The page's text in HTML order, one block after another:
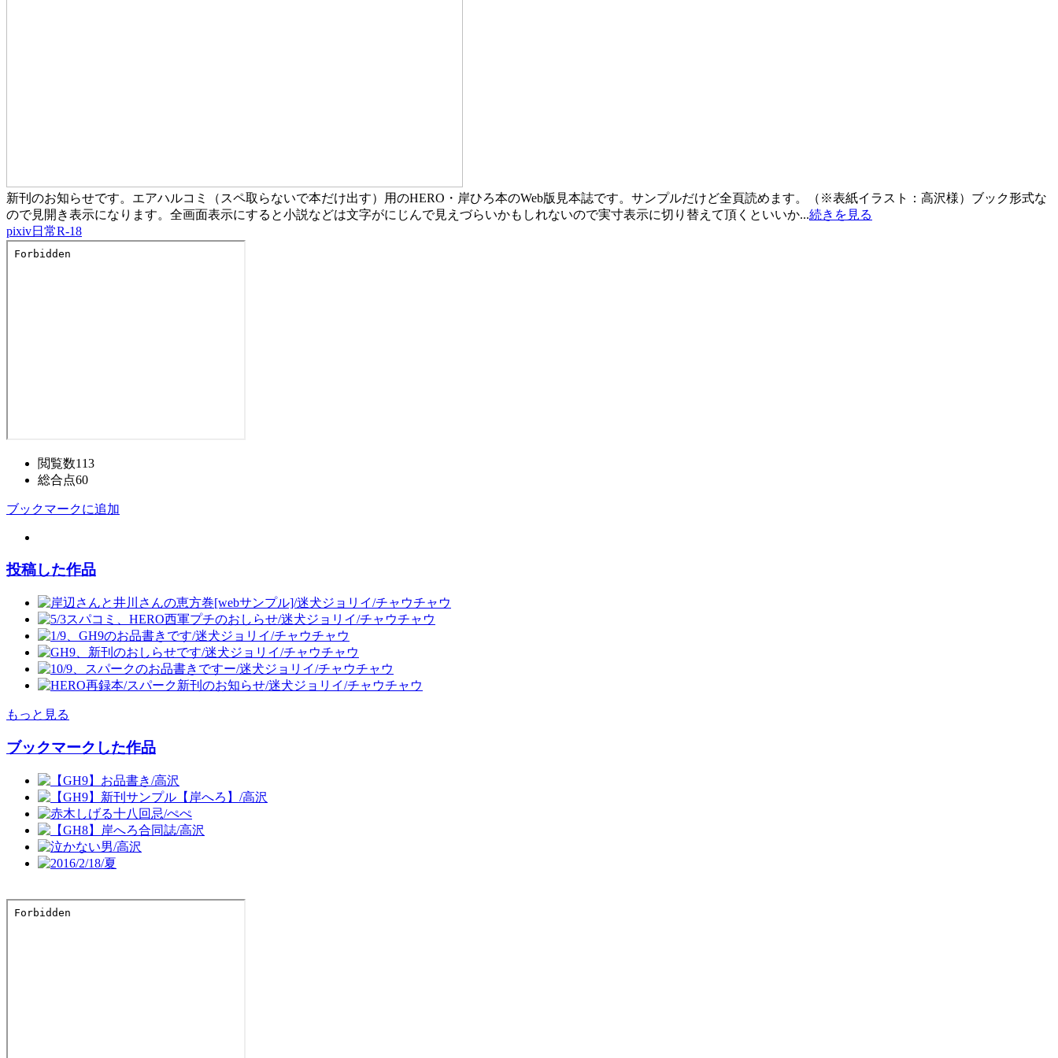
新刊のお知らせです。エアハルコミ（スペ取らないで本だけ出す）用のHERO・岸ひろ本のWeb版見本誌です。サンプルだけど全頁読めます。（※表紙イラスト：高沢様）ブック形式な
ので見開き表示になります。全画面表示にすると小説などは文字がにじんで見えづらいかもしれないので実寸表示に切り替えて頂くといいか...続きを見る
pixiv日常R-18
閲覧数113
総合点60
ブックマークに追加
投稿した作品
もっと見る
ブックマークした作品